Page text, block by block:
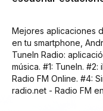
Mejores aplicaciones
en tu smartphone,
TuneIn Radio:
música. #1: TuneIn.
Radio FM Online. #4:
radio.net - Radio FM